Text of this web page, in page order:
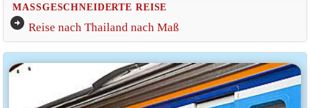
MASSGESCHNEIDERTE REISE
arrow_circle_right Reise nach Thailand nach Maß